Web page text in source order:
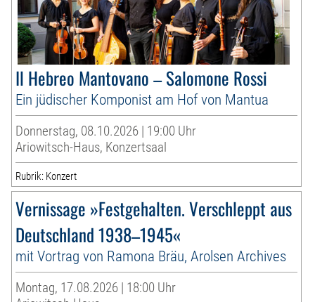
Il Hebreo Mantovano – Salomone Rossi
Ein jüdischer Komponist am Hof von Mantua
Donnerstag, 08.10.2026 | 19:00 Uhr
Ariowitsch-Haus, Konzertsaal
Rubrik: Konzert
Vernissage »Festgehalten. Verschleppt aus
Deutschland 1938–1945«
mit Vortrag von Ramona Bräu, Arolsen Archives
Montag, 17.08.2026 | 18:00 Uhr